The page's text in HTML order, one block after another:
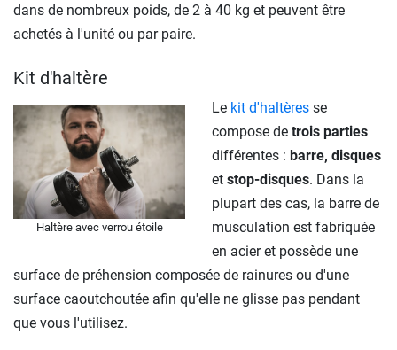
dans de nombreux poids, de 2 à 40 kg et peuvent être
achetés à l'unité ou par paire.
Kit d'haltère
Haltère avec verrou étoile
Le kit d'haltères se
compose de trois parties
différentes : barre, disques
et stop-disques. Dans la
plupart des cas, la barre de
musculation est fabriquée
en acier et possède une
surface de préhension composée de rainures ou d'une
surface caoutchoutée afin qu'elle ne glisse pas pendant
que vous l'utilisez.